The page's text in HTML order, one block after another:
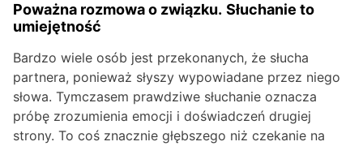
Poważna rozmowa o związku. Słuchanie to
umiejętność
Bardzo wiele osób jest przekonanych, że słucha
partnera, ponieważ słyszy wypowiadane przez niego
słowa. Tymczasem prawdziwe słuchanie oznacza
próbę zrozumienia emocji i doświadczeń drugiej
strony. To coś znacznie głębszego niż czekanie na